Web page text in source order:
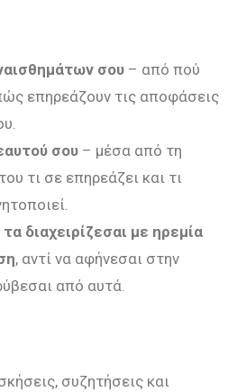
σου – από πού
επηρεάζουν τις αποφάσεις
σου – μέσα από τη
τι σε επηρεάζει και τι
διαχειρίζεσαι με ηρεμία
, αντί να αφήνεσαι στην
από αυτά.
συζητήσεις και